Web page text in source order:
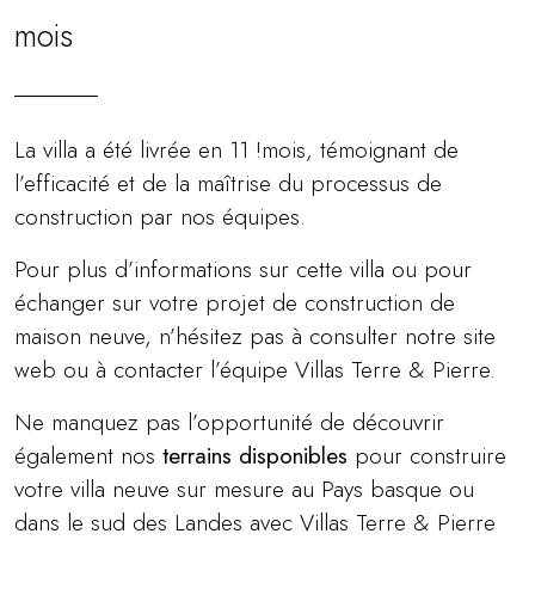
mois
La villa a été livrée en 11 !mois, témoignant de
l’efficacité et de la maîtrise du processus de
construction par nos équipes.
Pour plus d’informations sur cette villa ou pour
échanger sur votre projet de construction de
maison neuve, n’hésitez pas à consulter notre site
web ou à contacter l’équipe Villas Terre & Pierre.
Ne manquez pas l’opportunité de découvrir
également nos terrains disponibles pour construire
votre villa neuve sur mesure au Pays basque ou
dans le sud des Landes avec Villas Terre & Pierre